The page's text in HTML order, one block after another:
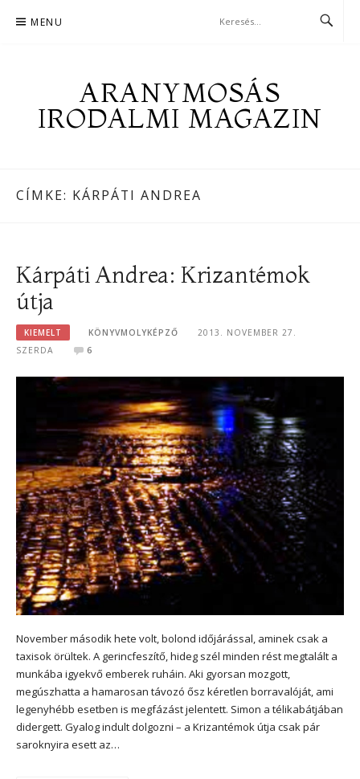
MENU
ARANYMOSÁS
IRODALMI MAGAZIN
CÍMKE: KÁRPÁTI ANDREA
Kárpáti Andrea: Krizantémok
útja
KIEMELT KÖNYVMOLYKÉPZŐ
2013. NOVEMBER 27.
SZERDA
6
November második hete volt, bolond időjárással, aminek csak a
taxisok örültek. A gerincfeszítő, hideg szél minden rést megtalált a
munkába igyekvő emberek ruháin. Aki gyorsan mozgott,
megúszhatta a hamarosan távozó ősz kéretlen borravalóját, ami
legenyhébb esetben is megfázást jelentett. Simon a télikabátjában
didergett. Gyalog indult dolgozni – a Krizantémok útja csak pár
saroknyira esett az…